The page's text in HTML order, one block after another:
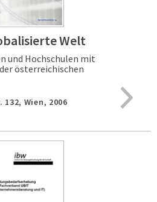
Welt
und Hochschulen mit
österreichischen
132, Wien, 2006